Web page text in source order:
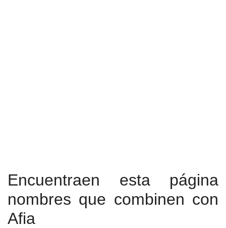
Encuentraen esta página
nombres que combinen con
Afia